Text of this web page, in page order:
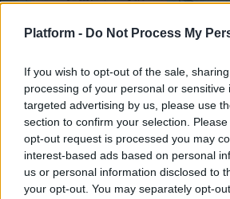
Platform - Do Not Process My
If you wish to opt-out of the sale,
processing of your personal or sensitive
targeted advertising by us, please use
section to confirm your selection.
opt-out request is processed you may
interest-based ads based on personal
us or personal information disclosed to
your opt-out. You may separately opt-
συγκινητική ιστορία του
Παρά τα 100 του χρόνια, ο
Αρκουδάκι εξακολουθεί να
μικρούς και μεγάλους σε
Μάνος Νομικός